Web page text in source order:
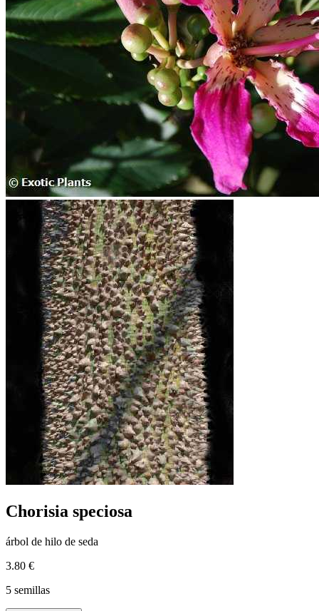
Chorisia speciosa
árbol de hilo de seda
3.80 €
5 semillas